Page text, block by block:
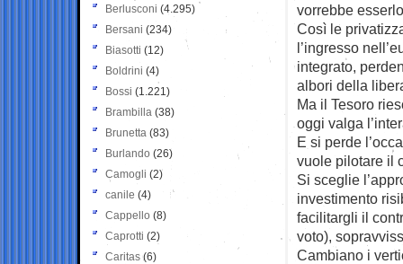
vorrebbe
Così le
l’ingresso
integrato,
albori della
Ma il Tesoro
oggi valga
E si perde
vuole pilotare il
Si sceglie
investimento
facilitargli il
voto),
Cambiano i
Berlusconi (4.295)
Bersani (234)
Biasotti (12)
Boldrini (4)
Bossi (1.221)
Brambilla (38)
Brunetta (83)
Burlando (26)
Camogli (2)
canile (4)
Cappello (8)
Caprotti (2)
Caritas (6)